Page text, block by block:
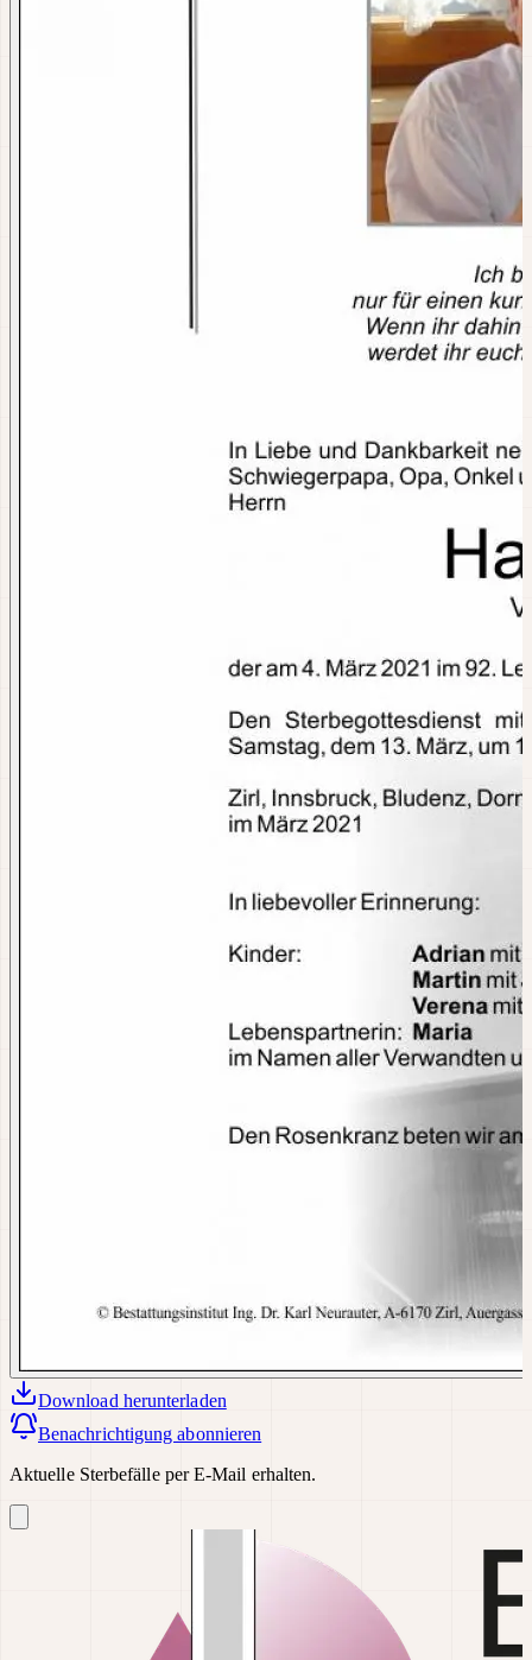
Download herunterladen
Benachrichtigung abonnieren
Aktuelle Sterbefälle per E-Mail erhalten.